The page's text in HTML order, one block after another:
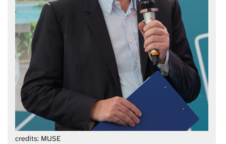
credits: MUSE